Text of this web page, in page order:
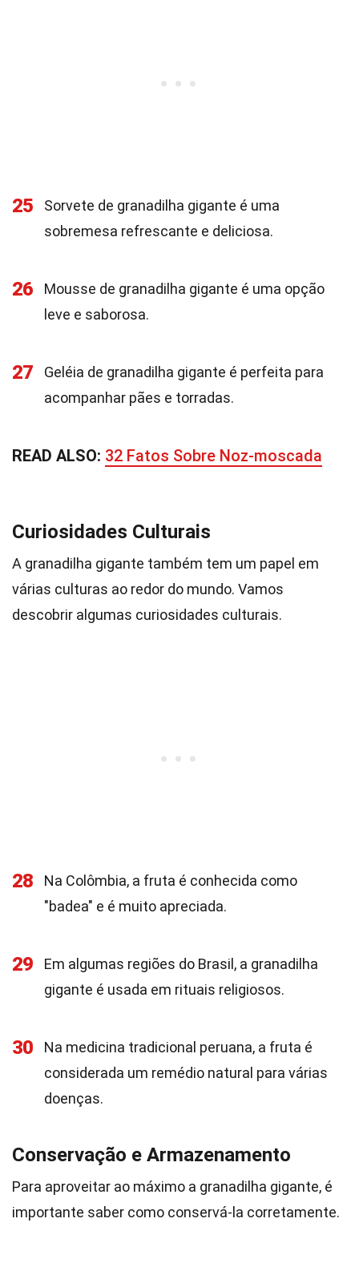
25
Sorvete de granadilha gigante é uma
sobremesa refrescante e deliciosa.
26
Mousse de granadilha gigante é uma opção
leve e saborosa.
27
Geléia de granadilha gigante é perfeita para
acompanhar pães e torradas.
READ ALSO: 32 Fatos Sobre Noz-moscada
Curiosidades Culturais
A granadilha gigante também tem um papel em
várias culturas ao redor do mundo. Vamos
descobrir algumas curiosidades culturais.
28
Na Colômbia, a fruta é conhecida como
"badea" e é muito apreciada.
29
Em algumas regiões do Brasil, a granadilha
gigante é usada em rituais religiosos.
30
Na medicina tradicional peruana, a fruta é
considerada um remédio natural para várias
doenças.
Conservação e Armazenamento
Para aproveitar ao máximo a granadilha gigante, é
importante saber como conservá-la corretamente.